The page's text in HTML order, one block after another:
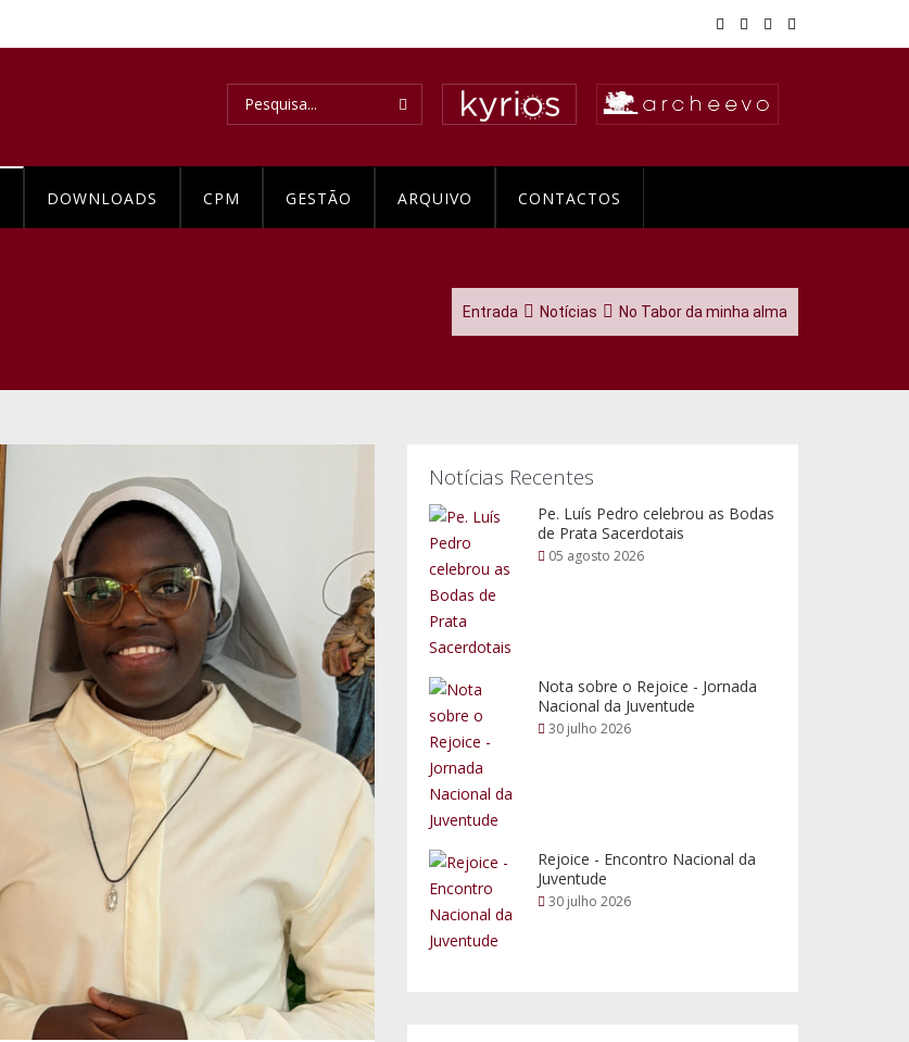
DOWNLOADS CPM GESTÃO ARQUIVO CONTACTOS
Entrada Notícias No Tabor da minha alma
Notícias Recentes
Pe. Luís Pedro celebrou as Bodas
de Prata Sacerdotais
05 agosto 2026
Nota sobre o Rejoice - Jornada
Nacional da Juventude
30 julho 2026
Rejoice - Encontro Nacional da
Juventude
30 julho 2026